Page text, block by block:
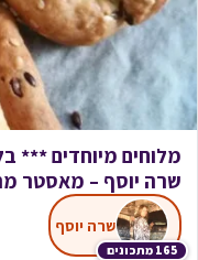
מלוחים מיוחדים ***
שרה יוסף – מאסטר
165 מתכונים
שרה יוסף